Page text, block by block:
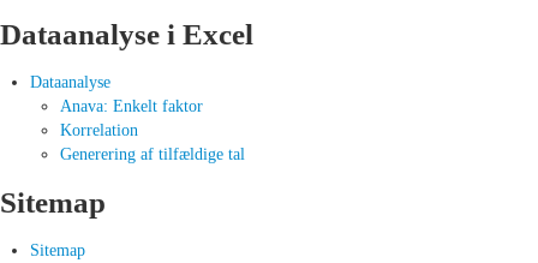
Dataanalyse i Excel
Dataanalyse
Anava: Enkelt faktor
Korrelation
Generering af tilfældige tal
Sitemap
Sitemap